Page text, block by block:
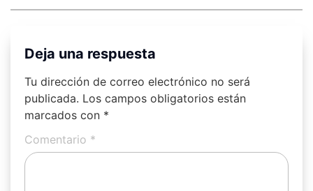
Deja una respuesta
Tu dirección de correo electrónico no será
publicada. Los campos obligatorios están
marcados con *
Comentario *